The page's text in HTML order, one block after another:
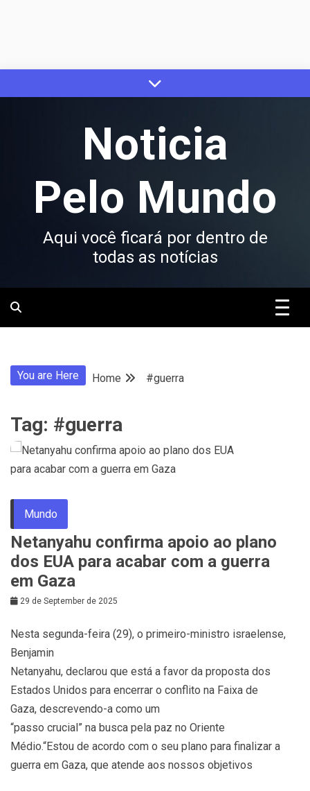
to
Noticia
Pelo Mundo
Aqui você ficará por dentro de
todas as notícias
You are Here Home #guerra
Tag: #guerra
Mundo
Netanyahu confirma apoio ao plano
dos EUA para acabar com a guerra
em Gaza
29 de September de 2025
Nesta segunda-feira (29), o primeiro-ministro israelense,
Benjamin
Netanyahu, declarou que está a favor da proposta dos
Estados Unidos para encerrar o conflito na Faixa de
Gaza, descrevendo-a como um
“passo crucial” na busca pela paz no Oriente
Médio.“Estou de acordo com o seu plano para finalizar a
guerra em Gaza, que atende aos nossos objetivos